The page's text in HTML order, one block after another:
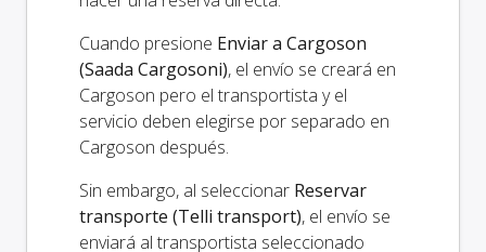
Cuando presione Enviar a Cargoson
(Saada Cargosoni), el envío se creará en
Cargoson pero el transportista y el
servicio deben elegirse por separado en
Cargoson después.
Sin embargo, al seleccionar Reservar
transporte (Telli transport), el envío se
enviará al transportista seleccionado